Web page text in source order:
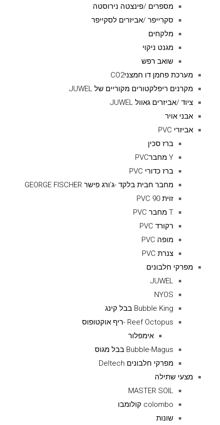
מספרים /פינצטה נירוסטה
סקרייפר /אביזרים לסקייפר
מלקחים
מגנט ניקוי
שואב רפש
מערכת פחמן דו חמצניCO2
מקרנים ריפלקטורים מקוריים של JUWEL
ציוד /אביזרים גאוול JUWEL
אבני אויר
אביזרי PVC
ברז סכין
Y מחברPVC
ברז כדורי PVC
מחבר חבית בלקד -ג'ורג פישר GEORGE FISCHER
זוית 90 PVC
T מחבר PVC
רקורד PVC
מופה PVC
צנרת PVC
מפרקי חלבונים
JUWEL
NYOS
Bubble King בבל קינג
Reef Octopus -ריף אוקטופוס
אימפלור
Bubble-Magus בבל מגוס
מפרקי חלבונים Deltech
מצעי שתילה
MASTER SOIL
colombo קולומבו
שונות